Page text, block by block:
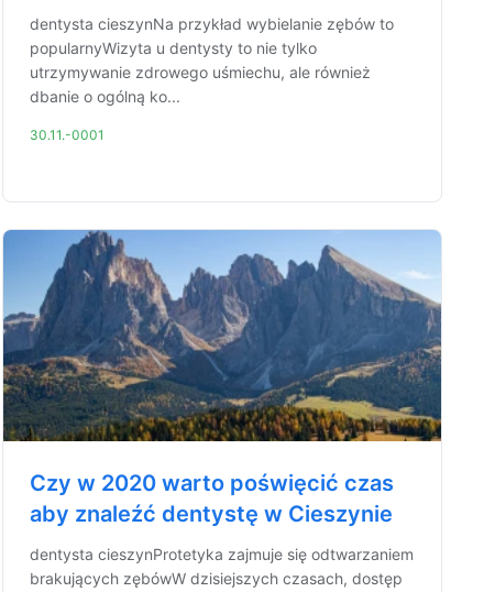
dentysta cieszynNa przykład wybielanie zębów to
popularnyWizyta u dentysty to nie tylko
utrzymywanie zdrowego uśmiechu, ale również
dbanie o ogólną ko...
30.11.-0001
Czy w 2020 warto poświęcić czas
aby znaleźć dentystę w Cieszynie
dentysta cieszynProtetyka zajmuje się odtwarzaniem
brakujących zębówW dzisiejszych czasach, dostęp